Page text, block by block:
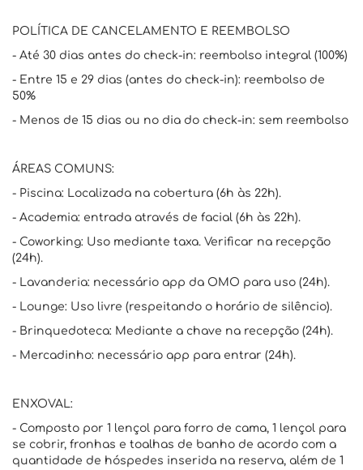
POLÍTICA DE CANCELAMENTO E REEMBOLSO
- Até 30 dias antes do check-in: reembolso integral (100%)
- Entre 15 e 29 dias (antes do check-in): reembolso de
50%
- Menos de 15 dias ou no dia do check-in: sem reembolso
ÁREAS COMUNS:
- Piscina: Localizada na cobertura (6h às 22h).
- Academia: entrada através de facial (6h às 22h).
- Coworking: Uso mediante taxa. Verificar na recepção
(24h).
- Lavanderia: necessário app da OMO para uso (24h).
- Lounge: Uso livre (respeitando o horário de silêncio).
- Brinquedoteca: Mediante a chave na recepção (24h).
- Mercadinho: necessário app para entrar (24h).
ENXOVAL:
- Composto por 1 lençol para forro de cama, 1 lençol para
se cobrir, fronhas e toalhas de banho de acordo com a
quantidade de hóspedes inserida na reserva, além de 1